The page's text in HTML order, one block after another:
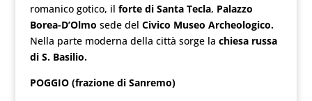
romanico gotico, il forte di Santa Tecla, Palazzo
Borea-D’Olmo sede del Civico Museo Archeologico.
Nella parte moderna della città sorge la chiesa russa
di S. Basilio.
POGGIO (frazione di Sanremo)